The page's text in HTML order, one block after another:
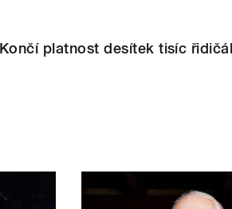
Končí platnost desítek tisíc